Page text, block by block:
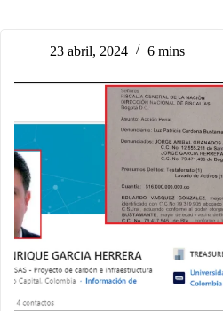
23 abril, 2024 6 mins